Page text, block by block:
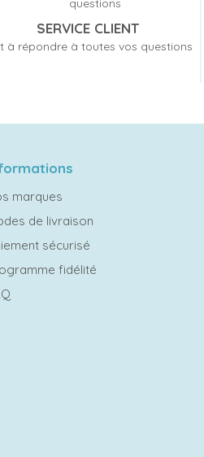
SERVICE CLIENT
à répondre à toutes vos questions
marques
de livraison
sécurisé
fidélité